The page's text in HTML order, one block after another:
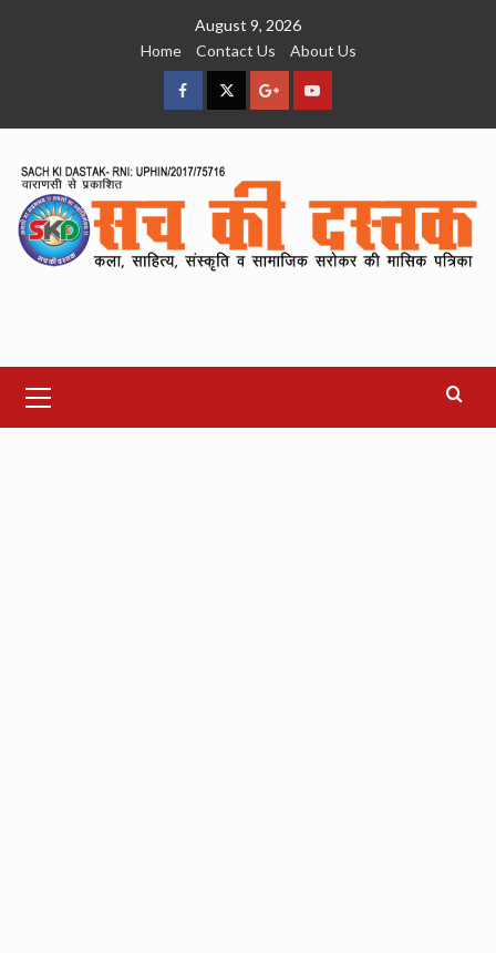
August 9, 2026
Home
Contact Us About Us
facebookTwitterGoogleYouTube
Menu